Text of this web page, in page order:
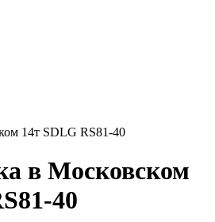
14т SDLG RS81-40
в Московском
40